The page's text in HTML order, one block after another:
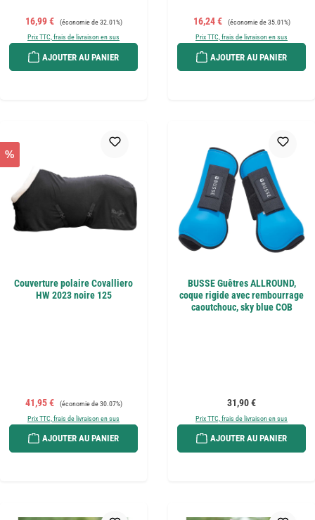
Prix de vente :
16,99 € Prix régulier :
(économie de 32.01%)
Prix TTC, frais de livraison en sus
AJOUTER AU PANIER
Prix de vente :
16,24 € Prix régulier :
(économie de 35.01%)
Prix TTC, frais de livraison en sus
AJOUTER AU PANIER
%
Couverture polaire Covalliero
HW 2023 noire 125
Prix de vente :
41,95 € Prix régulier :
(économie de 30.07%)
Prix TTC, frais de livraison en sus
AJOUTER AU PANIER
BUSSE Guêtres ALLROUND,
coque rigide avec rembourrage
caoutchouc, sky blue COB
Prix régulier :
31,90 €
Prix TTC, frais de livraison en sus
AJOUTER AU PANIER